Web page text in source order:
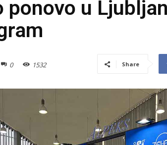
ponovo u
0 1532 Share